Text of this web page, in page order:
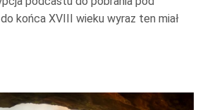
aby
zwiększyć
końca XVIII wieku wyraz ten miał